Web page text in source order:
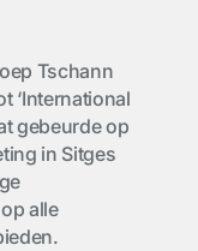
Tschann
‘International
gebeurde op
in Sitges
alle